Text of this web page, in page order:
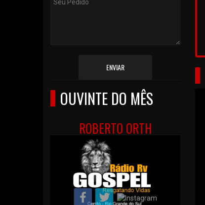
ENVIAR
OUVINTE DO MÊS
ROBERTO ORTH